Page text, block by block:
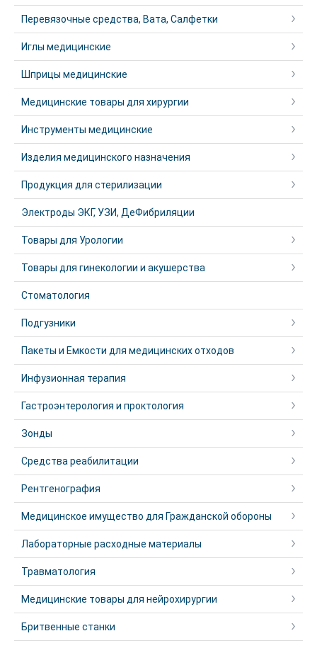
Перевязочные средства, Вата, Салфетки
Иглы медицинские
Шприцы медицинские
Медицинские товары для хирургии
Инструменты медицинские
Изделия медицинского назначения
Продукция для стерилизации
Электроды ЭКГ, УЗИ, ДеФибриляции
Товары для Урологии
Товары для гинекологии и акушерства
Стоматология
Подгузники
Пакеты и Емкости для медицинских отходов
Инфузионная терапия
Гастроэнтерология и проктология
Зонды
Средства реабилитации
Рентгенография
Медицинское имущество для Гражданской обороны
Лабораторные расходные материалы
Травматология
Медицинские товары для нейрохирургии
Бритвенные станки